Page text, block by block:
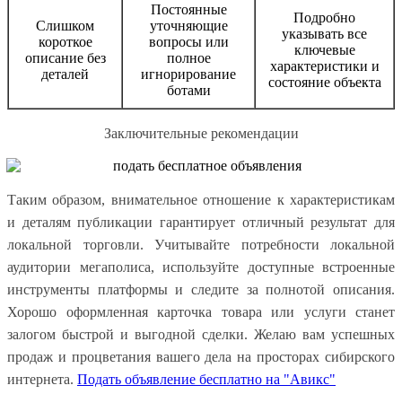
Слишком
короткое
описание без
деталей
Постоянные
уточняющие
вопросы или
полное
игнорирование
ботами
Подробно
указывать все
ключевые
характеристики и
состояние объекта
Заключительные рекомендации
Таким образом, внимательное отношение к характеристикам
и деталям публикации гарантирует отличный результат для
локальной торговли. Учитывайте потребности локальной
аудитории мегаполиса, используйте доступные встроенные
инструменты платформы и следите за полнотой описания.
Хорошо оформленная карточка товара или услуги станет
залогом быстрой и выгодной сделки. Желаю вам успешных
продаж и процветания вашего дела на просторах сибирского
интернета. Подать объявление бесплатно на "Авикс"